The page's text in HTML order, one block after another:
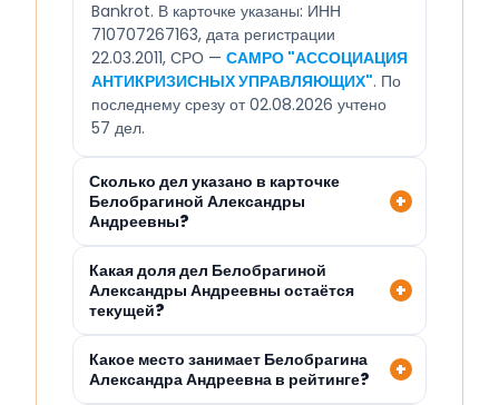
Bankrot. В карточке указаны: ИНН
710707267163, дата регистрации
22.03.2011, СРО — САМРО "АССОЦИАЦИЯ
АНТИКРИЗИСНЫХ УПРАВЛЯЮЩИХ". По
последнему срезу от 02.08.2026 учтено
57 дел.
Сколько дел указано в карточке
Белобрагиной Александры
Андреевны?
Какая доля дел Белобрагиной
Александры Андреевны остаётся
текущей?
Какое место занимает Белобрагина
Александра Андреевна в рейтинге?